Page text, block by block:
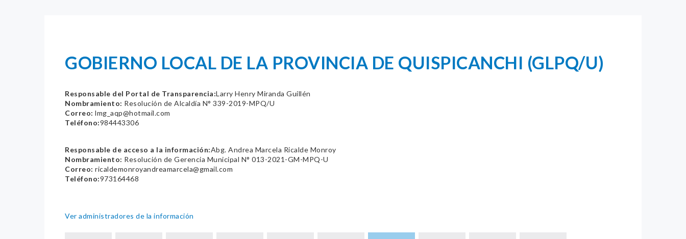
GOBIERNO LOCAL DE LA PROVINCIA DE QUISPICANCHI (GLPQ/U)
Responsable del Portal de Transparencia:Larry Henry Miranda Guillén
Nombramiento: Resolución de Alcaldía N° 339-2019-MPQ/U
Correo: lmg_aqp@hotmail.com
Teléfono:984443306
Responsable de acceso a la información:Abg. Andrea Marcela Ricalde Monroy
Nombramiento: Resolución de Gerencia Municipal N° 013-2021-GM-MPQ-U
Correo: ricaldemonroyandreamarcela@gmail.com
Teléfono:973164468
Ver administradores de la información